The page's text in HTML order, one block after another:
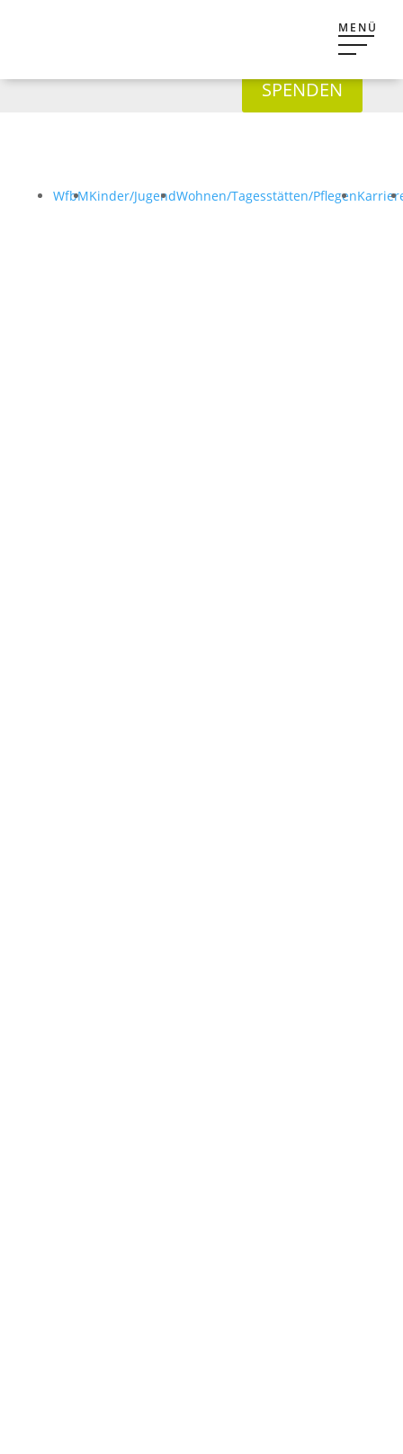
SPENDEN
WfbMKinder/JugendWohnen/Tagesstätten/Pflegen